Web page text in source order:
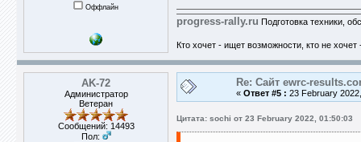
Оффлайн
progress-rally.ru Подготовка техники,
Кто хочет - ищет возможности, кто не
AK-72
Администратор
Ветеран
Сообщений: 14493
Пол:
Re: Сайт ewrc-
« Ответ #5 : 23 February
Цитата: sochi от 23 February 2022, 01:50:03